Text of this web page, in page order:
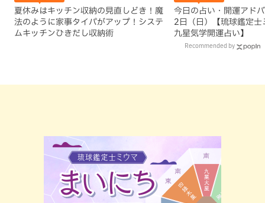
夏休みはキッチン収納の見直しどき！魔
法のように家事タイパがアップ！システ
ムキッチンひきだし収納術
今日の占い・開運アド
2日（日）【琉球鑑定士
九星気学開運占い】
Recommended by